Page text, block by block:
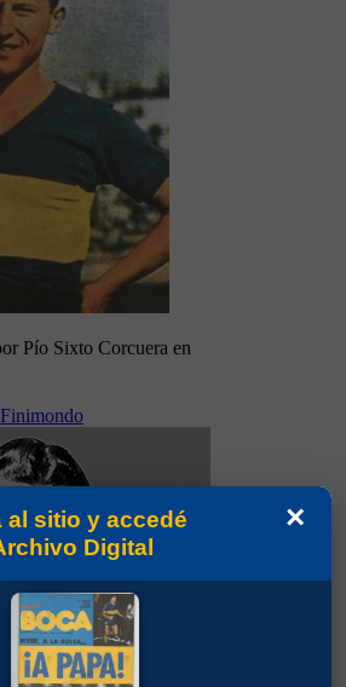
Pío Sixto Corcuera en
×
al sitio y accedé
Digital